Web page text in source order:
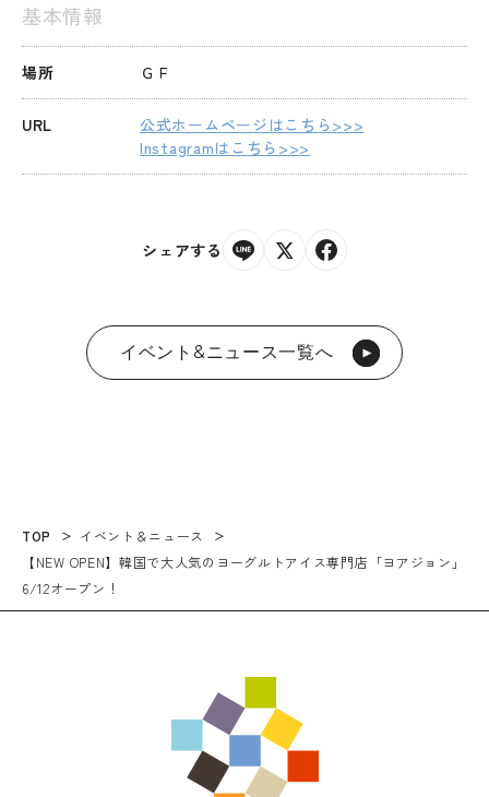
基本情報
場所 ＧＦ
URL
公式ホームページはこちら>>>
Instagramはこちら>>>
シェアする
イベント&ニュース一覧へ
TOP
イベント＆ニュース
【NEW OPEN】韓国で大人気のヨーグルトアイス専門店「ヨアジョン」
6/12オープン！